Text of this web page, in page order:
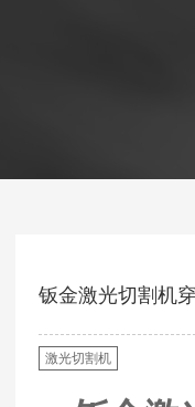
钣金激光切割机
激光切割机